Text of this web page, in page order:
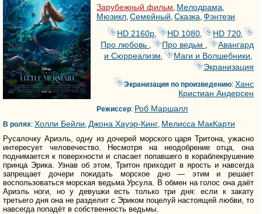
Зарубежный фильм, Мелодрама,
Мюзикл, Семейный, Сказка, Фэнтези
HD 2160р
HD 1080 HD 720
Про любовь Про ведьм
Авангард
и Сюрреализм
Маги и Волшебники
Экранизация
Экранизация по произведению:Ханс
Кристиан Андерсен
Режиссер: Роб Маршалл
В ролях: Холли Бейли, Джона Хауэр-Кинг, Мелисса МакКарти
Русалочку Ариэль, одну из дочерей морского царя Тритона, ужасно
интересует человечество. Несмотря на неодобрение отца, она
поднимается к поверхности и спасает попавшего в кораблекрушение
принца Эрика. Узнав об этом, Тритон приходит в ярость и навсегда
запрещает дочери покидать морское дно — этим и решает
воспользоваться морская ведьма Урсула. В обмен на голос она даёт
Ариэль ноги, но у девушки есть только три дня: если к закату
третьего дня она не разделит с Эриком поцелуй настоящей любви, то
навсегда попадёт в собственность ведьмы.